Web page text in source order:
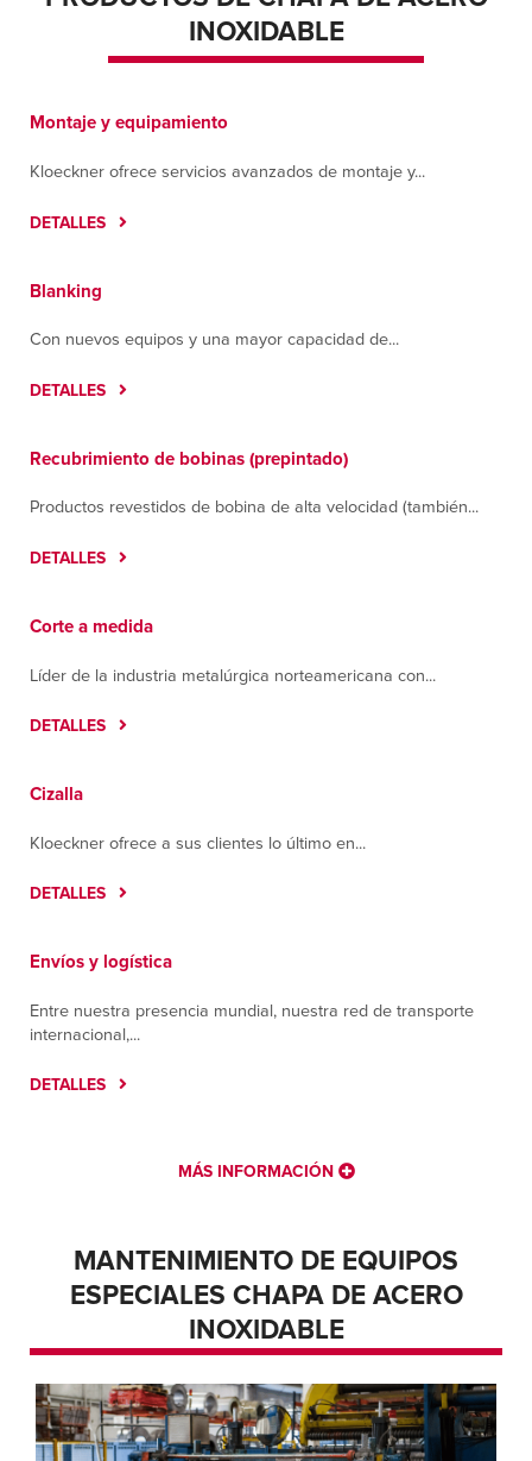
INOXIDABLE
Montaje y equipamiento
Kloeckner ofrece servicios avanzados de montaje y...
DETALLES
Blanking
Con nuevos equipos y una mayor capacidad de...
DETALLES
Recubrimiento de bobinas (prepintado)
Productos revestidos de bobina de alta velocidad (también...
DETALLES
Corte a medida
Líder de la industria metalúrgica norteamericana con...
DETALLES
Cizalla
Kloeckner ofrece a sus clientes lo último en...
DETALLES
Envíos y logística
Entre nuestra presencia mundial, nuestra red de transporte
internacional,...
DETALLES
MÁS INFORMACIÓN
MANTENIMIENTO DE EQUIPOS
ESPECIALES CHAPA DE ACERO
INOXIDABLE